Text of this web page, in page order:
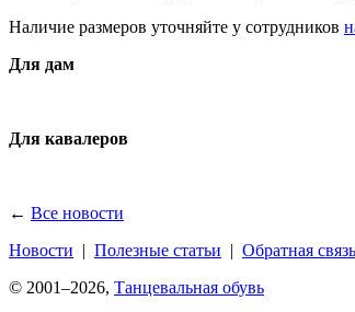
Наличие размеров уточняйте у сотрудников
Для дам
Для кавалеров
← Все новости
Новости | Полезные статьи | Обратная связь
© 2001–2026, Танцевальная обувь